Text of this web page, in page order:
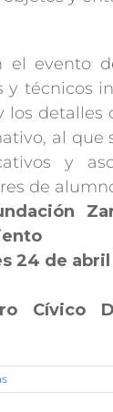
de
y técnicos
los detalles
al que
y
de
24 de abril
Cívico